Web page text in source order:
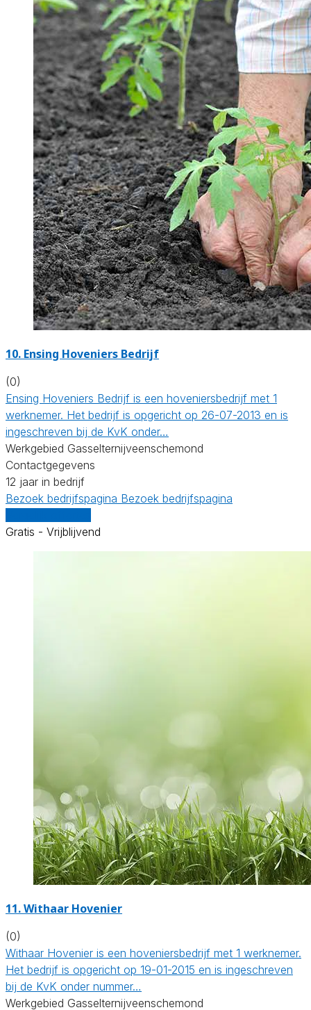
10. Ensing Hoveniers Bedrijf
(0)
Ensing Hoveniers Bedrijf is een hoveniersbedrijf met 1
werknemer. Het bedrijf is opgericht op 26-07-2013 en is
ingeschreven bij de KvK onder…
Werkgebied Gasselternijveenschemond
Contactgegevens
12 jaar in bedrijf
Bezoek bedrijfspagina Bezoek bedrijfspagina
Gratis - Vrijblijvend
11.Withaar Hovenier
(0)
Withaar Hovenier is een hoveniersbedrijf met 1 werknemer.
Het bedrijf is opgericht op 19-01-2015 en is ingeschreven
bij de KvK onder nummer…
Werkgebied Gasselternijveenschemond